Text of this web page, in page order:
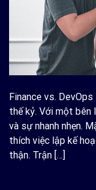
Finance vs.
thế kỷ. Với một bên
và sự nhanh nhẹn.
thích việc lập kế
thận. Trận […]